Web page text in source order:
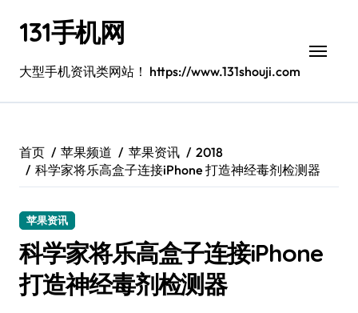
131手机网
大型手机资讯类网站！ https://www.131shouji.com
首页 苹果频道 苹果资讯
2018
科学家将乐高盒子连接iPhone 打造神经毒剂检测器
苹果资讯
科学家将乐高盒子连接iPhone
打造神经毒剂检测器